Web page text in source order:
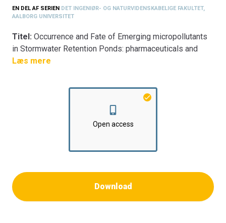
EN DEL AF SERIEN DET INGENIØR- OG NATURVIDENSKABELIGE FAKULTET,
AALBORG UNIVERSITET
Titel: Occurrence and Fate of Emerging micropollutants
in Stormwater Retention Ponds: pharmaceuticals and
microplastics
Institut for Byggeri og Anlæg
Læs mere
Open access
Download